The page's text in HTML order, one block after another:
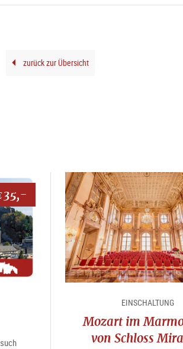
zurück zur Übersicht
35,-
EINSCHALTUNG
Mozart im
von Schloss